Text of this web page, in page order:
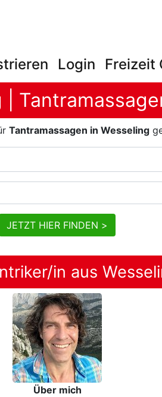
Login Freizeit
Tantramassagen in Wesseling
JETZT HIER FINDEN >
in aus
Über mich